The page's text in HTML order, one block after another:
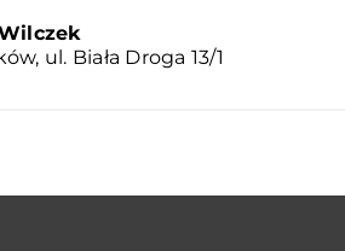
ul. Biała Droga 13/1